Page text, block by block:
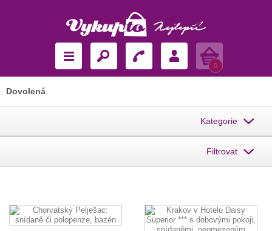
Košík
0
Dovolená
Kategorie
Filtrovat